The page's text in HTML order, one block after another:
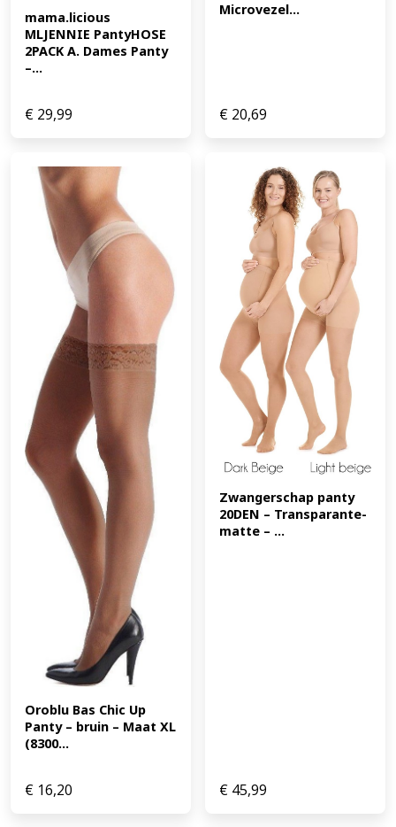
mama.licious
MLJENNIE PantyHOSE
2PACK A. Dames Panty
–...
€ 29,99
Microvezel...
€ 20,69
Oroblu Bas Chic Up
Panty – bruin – Maat XL
(8300...
€ 16,20
Zwangerschap panty
20DEN – Transparante-
matte – ...
€ 45,99